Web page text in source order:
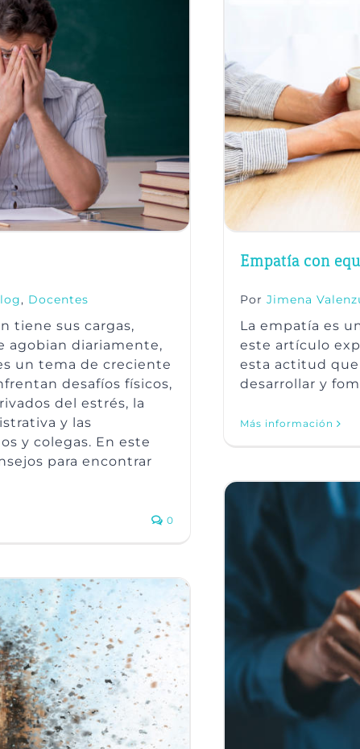
, Docentes
tiene sus cargas,
agobian diariamente,
un tema de creciente
desafíos físicos,
del estrés, la
y las
y colegas. En este
para encontrar
0
Empatía con
Por Jimena
La empatía es
este artículo
esta actitud
desarrollar y
Más información